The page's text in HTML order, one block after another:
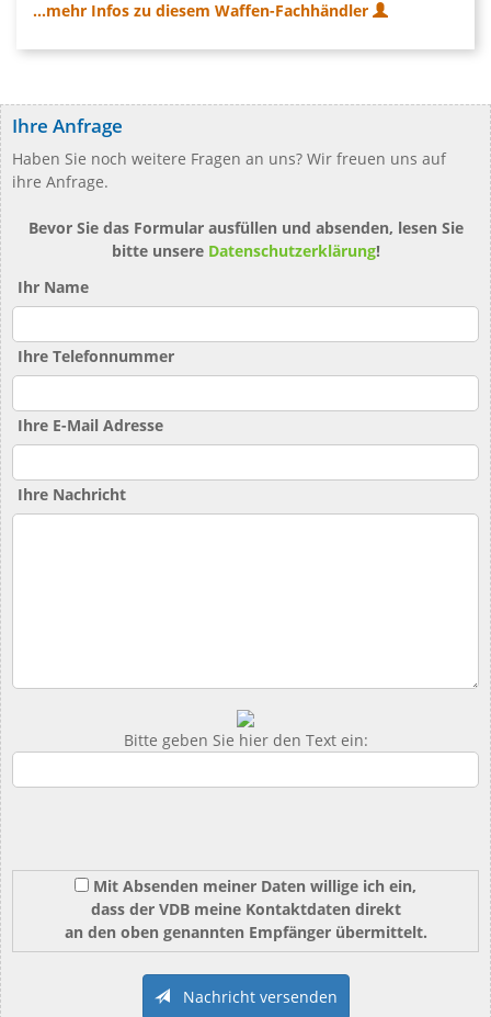
...mehr Infos zu diesem Waffen-Fachhändler
Ihre Anfrage
Haben Sie noch weitere Fragen an uns? Wir freuen uns auf
ihre Anfrage.
Bevor Sie das Formular ausfüllen und absenden, lesen Sie
bitte unsere Datenschutzerklärung!
Ihr Name
Ihre Telefonnummer
Ihre E-Mail Adresse
Ihre Nachricht
Bitte geben Sie hier den Text ein:
Mit Absenden meiner Daten willige ich ein,
dass der VDB meine Kontaktdaten direkt
an den oben genannten Empfänger übermittelt.
Nachricht versenden